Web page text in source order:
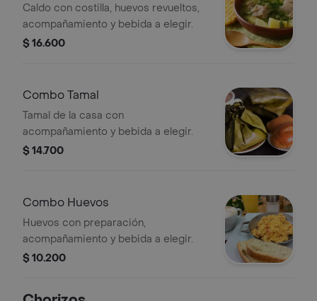
Caldo con costilla, huevos revueltos,
acompañamiento y bebida a elegir.
$ 16.600
Combo Tamal
Tamal de la casa con
acompañamiento y bebida a elegir.
$ 14.700
Combo Huevos
Huevos con preparación,
acompañamiento y bebida a elegir.
$ 10.200